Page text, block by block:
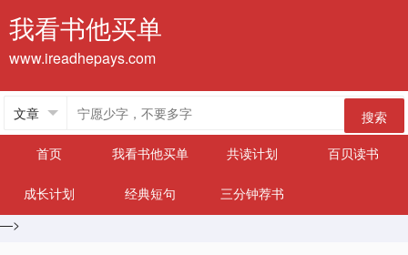
我看书他买单
www.ireadhepays.com
搜索
首页
我看书他买单 共读计划 百贝读书
成长计划 经典短句
三分钟荐书
—>